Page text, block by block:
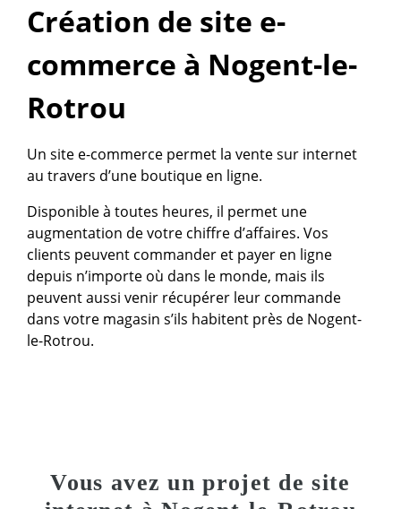
Création de site e-
commerce à Nogent-le-
Rotrou
Un site e-commerce permet la vente sur internet
au travers d’une boutique en ligne.
Disponible à toutes heures, il permet une
augmentation de votre chiffre d’affaires. Vos
clients peuvent commander et payer en ligne
depuis n’importe où dans le monde, mais ils
peuvent aussi venir récupérer leur commande
dans votre magasin s’ils habitent près de Nogent-
le-Rotrou.
Vous avez un projet de site